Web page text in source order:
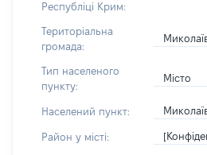
Республіці Крим:
Територіальна
громада:
Тип населеного
пункту:
Місто
Населений пункт:
Район у місті: